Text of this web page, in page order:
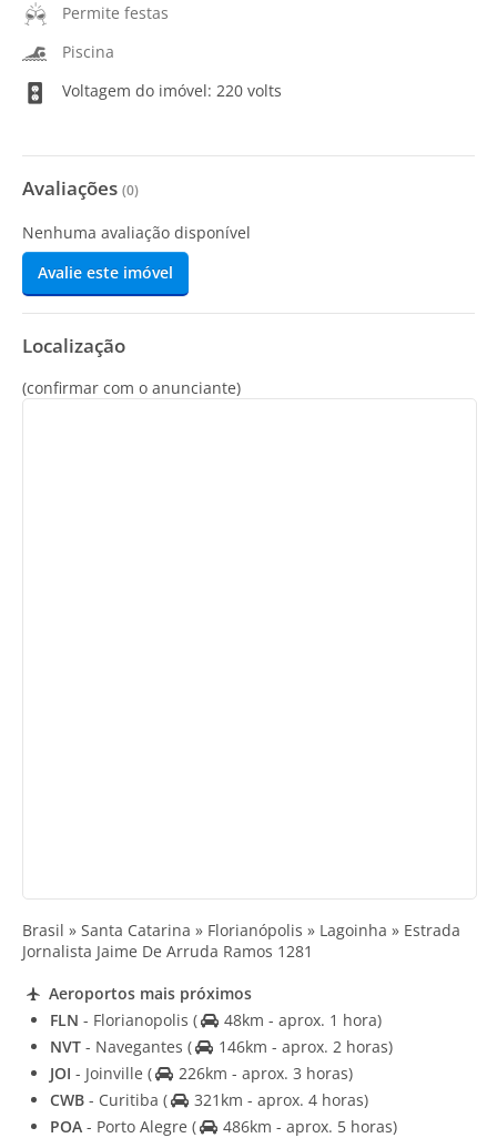
Permite festas
Piscina
Voltagem do imóvel: 220 volts
Avaliações (0)
Nenhuma avaliação disponível
Avalie este imóvel
Localização
(confirmar com o anunciante)
Brasil » Santa Catarina » Florianópolis » Lagoinha » Estrada
Jornalista Jaime De Arruda Ramos 1281
Aeroportos mais próximos
FLN - Florianopolis (
48km - aprox. 1 hora)
NVT - Navegantes (
146km - aprox. 2 horas)
JOI - Joinville (
226km - aprox. 3 horas)
CWB - Curitiba (
321km - aprox. 4 horas)
POA - Porto Alegre ( 486km - aprox. 5 horas)